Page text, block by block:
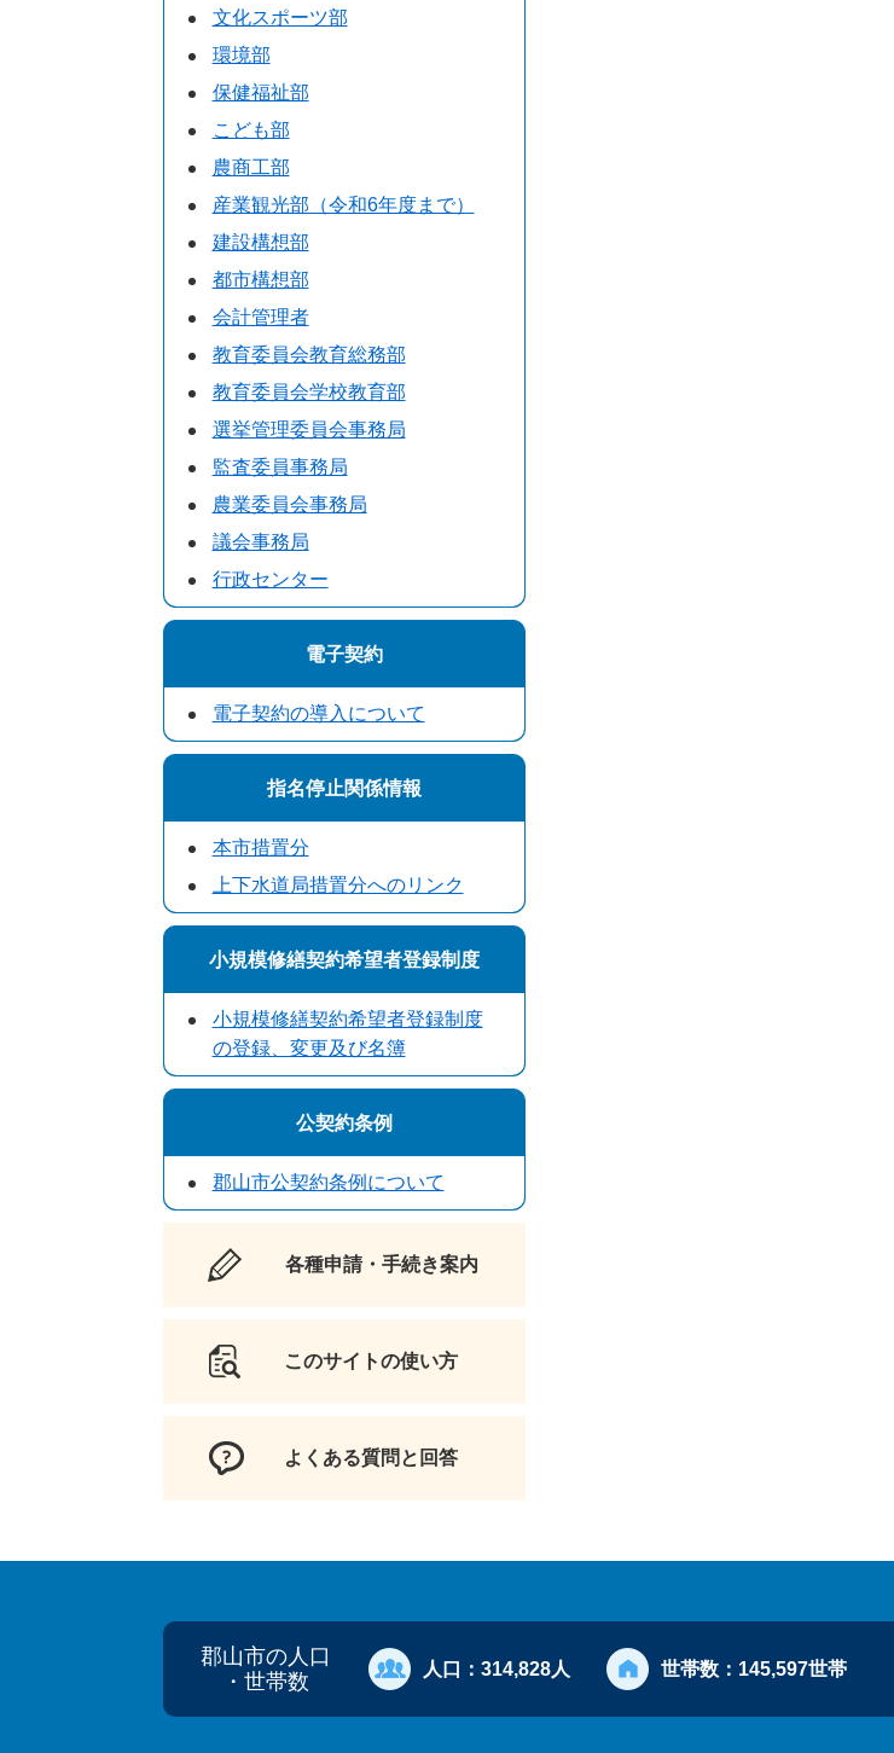
文化スポーツ部
環境部
保健福祉部
こども部
農商工部
産業観光部（令和6年度まで）
建設構想部
都市構想部
会計管理者
教育委員会教育総務部
教育委員会学校教育部
選挙管理委員会事務局
監査委員事務局
農業委員会事務局
議会事務局
行政センター
電子契約
電子契約の導入について
指名停止関係情報
本市措置分
上下水道局措置分へのリンク
小規模修繕契約希望者登録制度
小規模修繕契約希望者登録制度
の登録、変更及び名簿
公契約条例
郡山市公契約条例について
各種申請・手続き案内
このサイトの使い方
よくある質問と回答
郡山市の人口
・世帯数
人口： 314,828人 世帯数： 145,597世帯